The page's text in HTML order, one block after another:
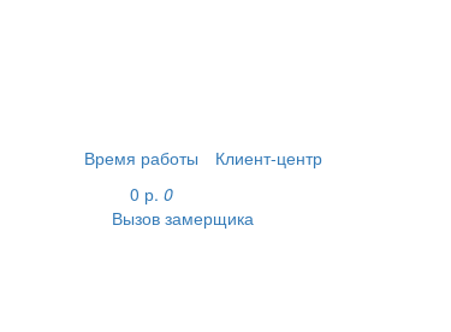
Время работы Клиент-центр
0 р. 0
Вызов замерщика